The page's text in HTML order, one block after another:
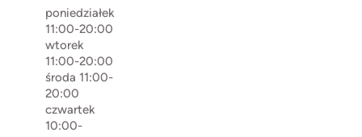
poniedziałek
11:00-20:00
wtorek
11:00-20:00
środa 11:00-
20:00
czwartek
10:00-